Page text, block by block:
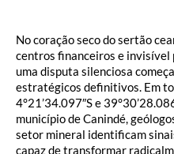
No coração seco do sertão
centros financeiros e invisível
uma disputa silenciosa
estratégicos definitivos. Em
4°21’34.097″S e
município de Canindé,
setor mineral identificam
capaz de transformar